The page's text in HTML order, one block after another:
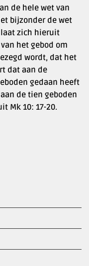
de hele wet van
bijzonder de wet
laat zich hieruit
het gebod om
wordt, dat het
dat aan de
gedaan heeft
de tien geboden
Mk 10: 17-20.